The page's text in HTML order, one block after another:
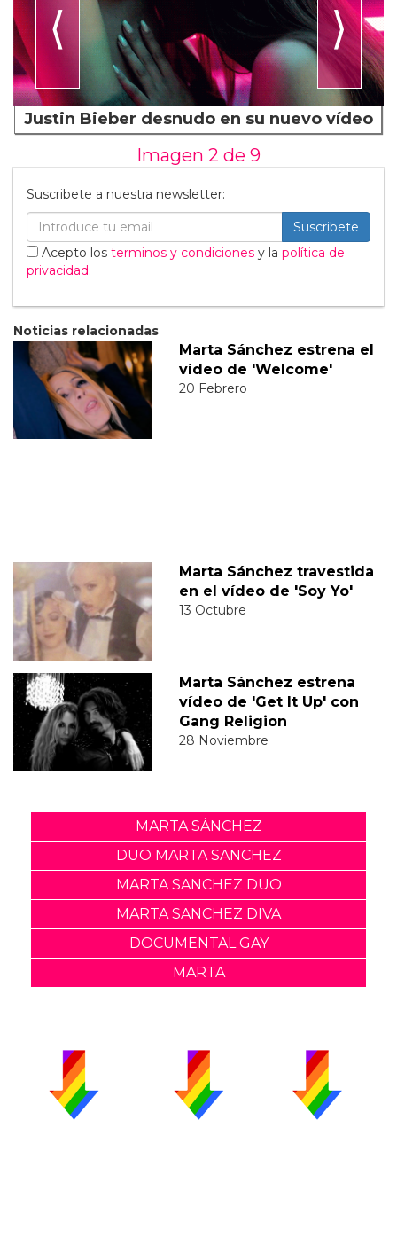
⟨ ⟩
Justin Bieber desnudo en su nuevo vídeo
Imagen 2 de 9
Suscribete a nuestra newsletter:
Suscribete
Acepto los terminos y condiciones y la política de
privacidad.
Noticias relacionadas
Marta Sánchez estrena el
vídeo de 'Welcome'
20 Febrero
Marta Sánchez travestida
en el vídeo de 'Soy Yo'
13 Octubre
Marta Sánchez estrena
vídeo de 'Get It Up' con
Gang Religion
28 Noviembre
MARTA SÁNCHEZ
DUO MARTA SANCHEZ
MARTA SANCHEZ DUO
MARTA SANCHEZ DIVA
DOCUMENTAL GAY
MARTA